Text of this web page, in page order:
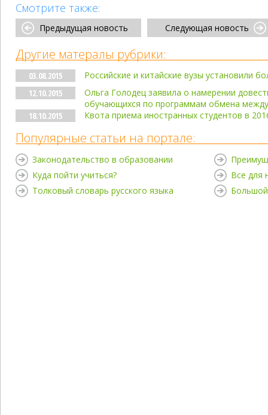
Смотрите также:
Предыдущая новость Следующая новость
Другие матералы рубрики:
03.08.2015
Российские и китайские вузы установили
12.10.2015
Ольга Голодец заявила о намерении
обучающихся по программам обмена
18.10.2015
Квота приема иностранных студентов в
Популярные статьи на портале:
Законодательство в образовании
Куда пойти учиться?
Толковый словарь русского языка
Все для
Большой